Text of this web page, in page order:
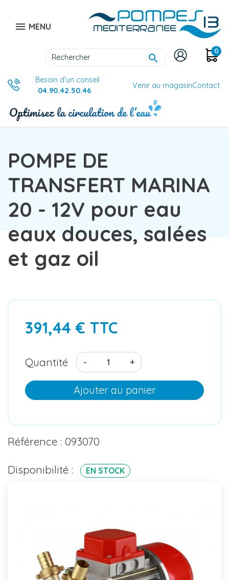
 MENU

0
Besoin d’un conseil
04.90.42.50.46
Venir au magasinContact
POMPE DE
TRANSFERT MARINA
20 - 12V pour eau
eaux douces, salées
et gaz oil
391,44 € TTC
Quantité - +
Ajouter au panier
Référence : 093070
Disponibilité : EN STOCK